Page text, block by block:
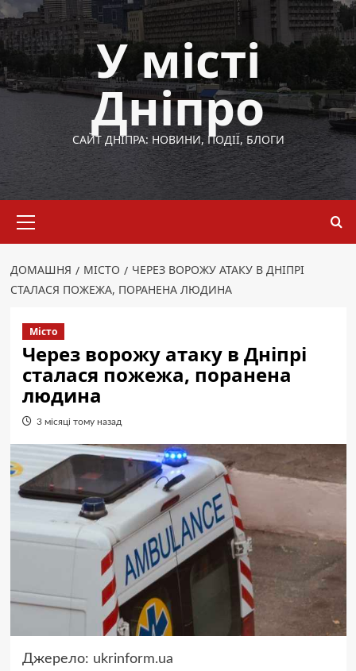
Перейти
до
вмісту
У місті
Дніпро
САЙТ ДНІПРА: НОВИНИ, ПОДІЇ, БЛОГИ
меню
ДОМАШНЯ МІСТО
ЧЕРЕЗ ВОРОЖУ АТАКУ В ДНІПРІ
СТАЛАСЯ ПОЖЕЖА, ПОРАНЕНА ЛЮДИНА
Місто
Через ворожу атаку в Дніпрі
сталася пожежа, поранена
людина
3 місяці тому назад
Джерело: ukrinform.ua